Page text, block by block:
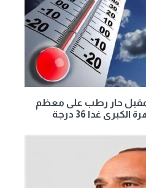
حار رطب على معظم
غدا 36 درجة